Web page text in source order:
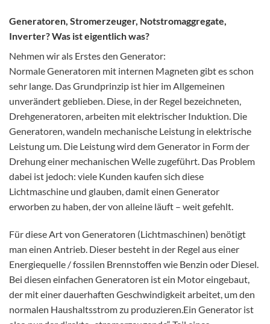
Generatoren, Stromerzeuger, Notstromaggregate,
Inverter? Was ist eigentlich was?
Nehmen wir als Erstes den Generator:
Normale Generatoren mit internen Magneten gibt es schon
sehr lange. Das Grundprinzip ist hier im Allgemeinen
unverändert geblieben. Diese, in der Regel bezeichneten,
Drehgeneratoren, arbeiten mit elektrischer Induktion. Die
Generatoren, wandeln mechanische Leistung in elektrische
Leistung um. Die Leistung wird dem Generator in Form der
Drehung einer mechanischen Welle zugeführt. Das Problem
dabei ist jedoch: viele Kunden kaufen sich diese
Lichtmaschine und glauben, damit einen Generator
erworben zu haben, der von alleine läuft – weit gefehlt.
Für diese Art von Generatoren (Lichtmaschinen) benötigt
man einen Antrieb. Dieser besteht in der Regel aus einer
Energiequelle / fossilen Brennstoffen wie Benzin oder Diesel.
Bei diesen einfachen Generatoren ist ein Motor eingebaut,
der mit einer dauerhaften Geschwindigkeit arbeitet, um den
normalen Haushaltsstrom zu produzieren.Ein Generator ist